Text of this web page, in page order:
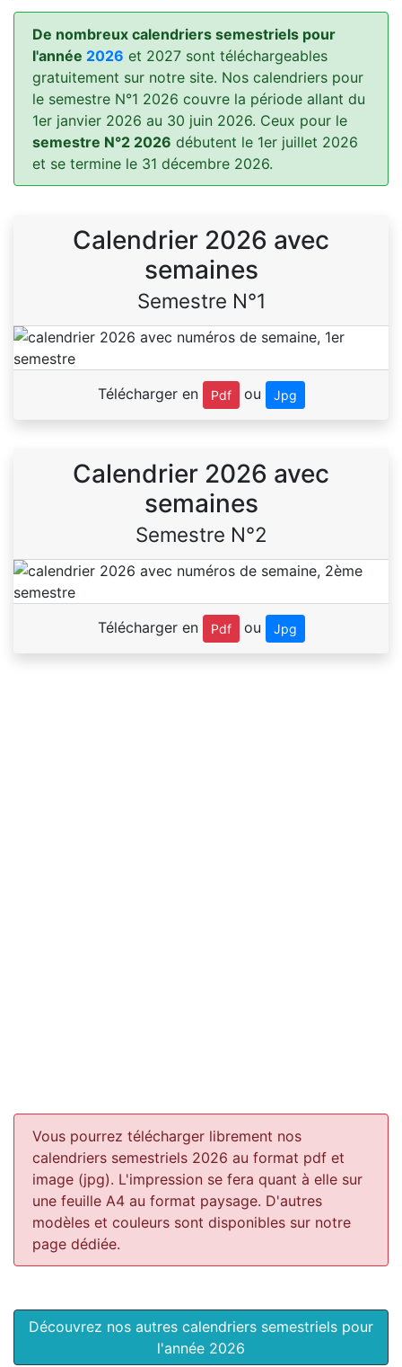
De nombreux calendriers semestriels pour
l'année 2026 et 2027 sont téléchargeables
gratuitement sur notre site. Nos calendriers pour
le semestre N°1 2026 couvre la période allant du
1er janvier 2026 au 30 juin 2026. Ceux pour le
semestre N°2 2026 débutent le 1er juillet 2026
et se termine le 31 décembre 2026.
Calendrier 2026 avec
semaines
Semestre N°1
Télécharger en Pdf ou Jpg
Calendrier 2026 avec
semaines
Semestre N°2
Télécharger en Pdf ou Jpg
Vous pourrez télécharger librement nos
calendriers semestriels 2026 au format pdf et
image (jpg). L'impression se fera quant à elle sur
une feuille A4 au format paysage. D'autres
modèles et couleurs sont disponibles sur notre
page dédiée.
Découvrez nos autres calendriers semestriels pour
l'année 2026